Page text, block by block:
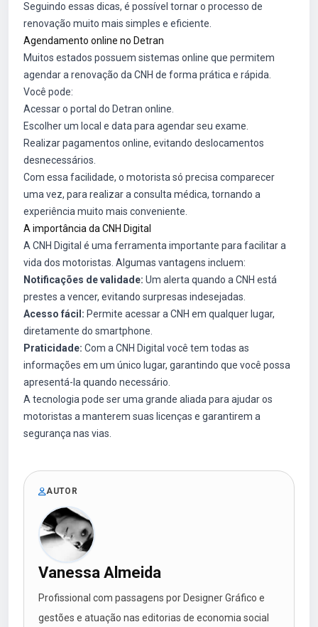
Seguindo essas dicas, é possível tornar o processo de
renovação muito mais simples e eficiente.
Agendamento online no Detran
Muitos estados possuem sistemas online que permitem
agendar a renovação da CNH de forma prática e rápida.
Você pode:
Acessar o portal do Detran online.
Escolher um local e data para agendar seu exame.
Realizar pagamentos online, evitando deslocamentos
desnecessários.
Com essa facilidade, o motorista só precisa comparecer
uma vez, para realizar a consulta médica, tornando a
experiência muito mais conveniente.
A importância da CNH Digital
A CNH Digital é uma ferramenta importante para facilitar a
vida dos motoristas. Algumas vantagens incluem:
Notificações de validade: Um alerta quando a CNH está
prestes a vencer, evitando surpresas indesejadas.
Acesso fácil: Permite acessar a CNH em qualquer lugar,
diretamente do smartphone.
Praticidade: Com a CNH Digital você tem todas as
informações em um único lugar, garantindo que você possa
apresentá-la quando necessário.
A tecnologia pode ser uma grande aliada para ajudar os
motoristas a manterem suas licenças e garantirem a
segurança nas vias.
AUTOR
Vanessa Almeida
Profissional com passagens por Designer Gráfico e
gestões e atuação nas editorias de economia social